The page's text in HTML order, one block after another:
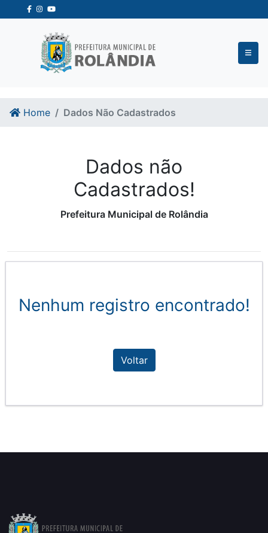
Ir para o conteudo
Ir para o fim do conteudo
Home Dados Não Cadastrados
Dados não
Cadastrados!
Prefeitura Municipal de Rolândia
Nenhum registro encontrado!
Voltar